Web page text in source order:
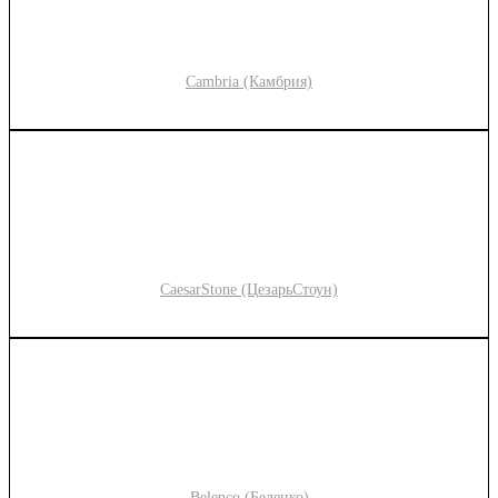
Cambria (Камбрия)
CaesarStone (ЦезарьСтоун)